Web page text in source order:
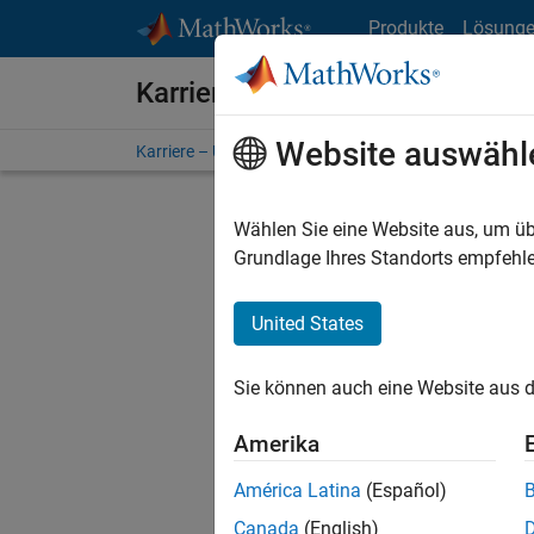
Produkte
Karriere bei MathWorks
Karriere – Übersicht Stellensuche
FILTER:
Stellen
Es
Region
Website
Wählen Sie eine Website aus, um
Grundlage Ihres Standorts
United States
Sie können auch eine Website aus
Amerika
América Latina (Español)
Canada (English)